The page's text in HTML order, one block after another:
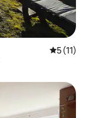
平均评分
5 (11)